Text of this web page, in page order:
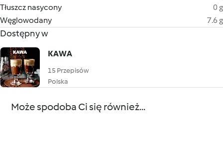
Tłuszcz nasycony
0 g
Węglowodany
7.6 g
Dostępny w
KAWA
15 Przepisów
Polska
Może spodoba Ci się również...